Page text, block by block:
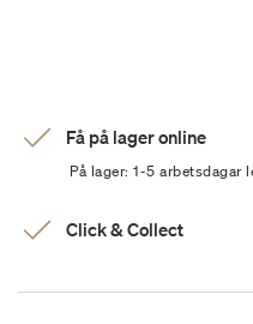
Få på lager online
På lager: 1-5 arbetsdagar
Click & Collect